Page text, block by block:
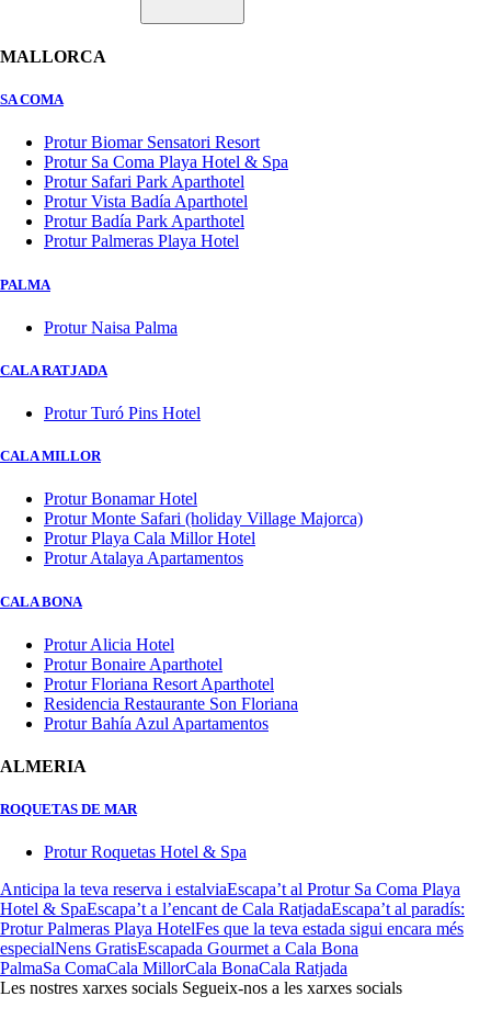
MALLORCA
SA COMA
Protur Biomar Sensatori Resort
Protur Sa Coma Playa Hotel & Spa
Protur Safari Park Aparthotel
Protur Vista Badía Aparthotel
Protur Badía Park Aparthotel
Protur Palmeras Playa Hotel
PALMA
Protur Naisa Palma
CALA RATJADA
Protur Turó Pins Hotel
CALA MILLOR
Protur Bonamar Hotel
Protur Monte Safari (holiday Village Majorca)
Protur Playa Cala Millor Hotel
Protur Atalaya Apartamentos
CALA BONA
Protur Alicia Hotel
Protur Bonaire Aparthotel
Protur Floriana Resort Aparthotel
Residencia Restaurante Son Floriana
Protur Bahía Azul Apartamentos
ALMERIA
ROQUETAS DE MAR
Protur Roquetas Hotel & Spa
Anticipa la teva reserva i estalviaEscapa’t al Protur Sa Coma Playa
Hotel & SpaEscapa’t a l’encant de Cala RatjadaEscapa’t al paradís:
Protur Palmeras Playa HotelFes que la teva estada sigui encara més
especialNens GratisEscapada Gourmet a Cala Bona
PalmaSa ComaCala MillorCala BonaCala Ratjada
Les nostres xarxes socials Segueix-nos a les xarxes socials